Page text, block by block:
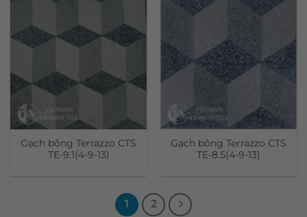
Gạch bông Terrazzo CTS
TE-9.1(4-9-13)
Gạch bông Terrazzo CTS
TE-8.5(4-9-13)
1 2